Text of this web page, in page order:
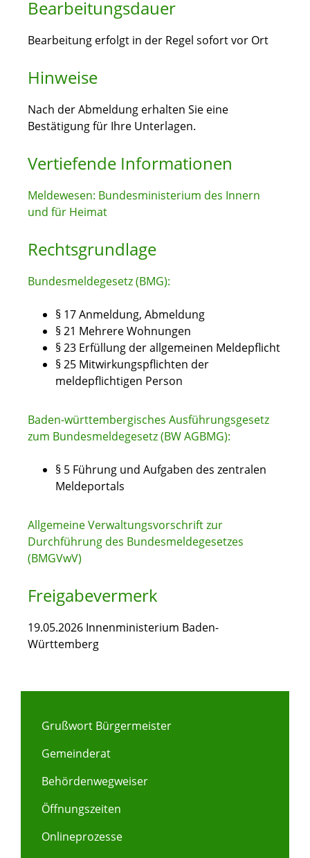
Bearbeitungsdauer
Bearbeitung erfolgt in der Regel sofort vor Ort
Hinweise
Nach der Abmeldung erhalten Sie eine
Bestätigung für Ihre Unterlagen.
Vertiefende Informationen
Meldewesen: Bundesministerium des Innern
und für Heimat
Rechtsgrundlage
Bundesmeldegesetz (BMG):
§ 17 Anmeldung, Abmeldung
§ 21 Mehrere Wohnungen
§ 23 Erfüllung der allgemeinen Meldepflicht
§ 25 Mitwirkungspflichten der
meldepflichtigen Person
Baden-württembergisches Ausführungsgesetz
zum Bundesmeldegesetz (BW AGBMG):
§ 5 Führung und Aufgaben des zentralen
Meldeportals
Allgemeine Verwaltungsvorschrift zur
Durchführung des Bundesmeldegesetzes
(BMGVwV)
Freigabevermerk
19.05.2026 Innenministerium Baden-
Württemberg
Grußwort Bürgermeister
Gemeinderat
Behördenwegweiser
Öffnungszeiten
Onlineprozesse